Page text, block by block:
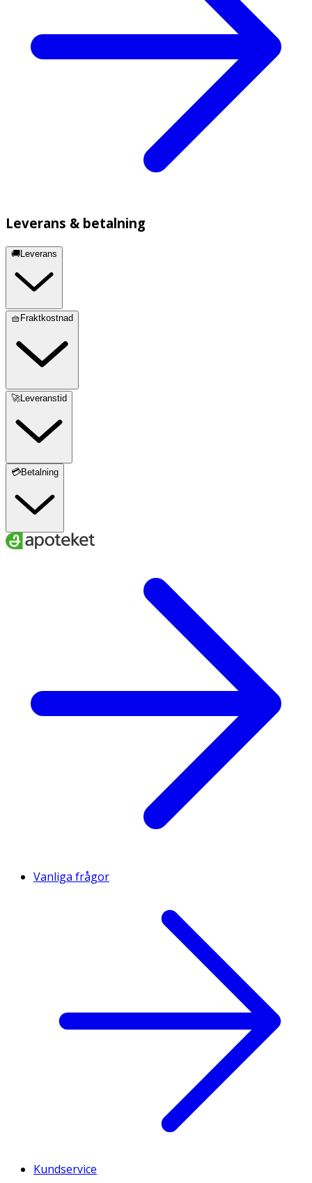
Leverans & betalning
🚚Leverans
🧺Fraktkostnad
🚀Leveranstid
💳Betalning
Vanliga frågor
Kundservice